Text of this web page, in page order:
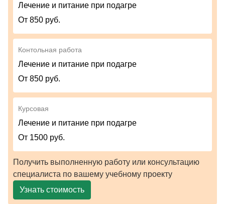
Лечение и питание при подагре
От 850 руб.
Контольная работа
Лечение и питание при подагре
От 850 руб.
Курсовая
Лечение и питание при подагре
От 1500 руб.
Получить выполненную работу или консультацию
специалиста по вашему учебному проекту
Узнать стоимость